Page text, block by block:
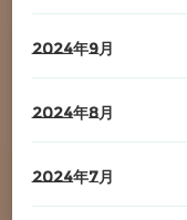
2024年9月
2024年8月
2024年7月